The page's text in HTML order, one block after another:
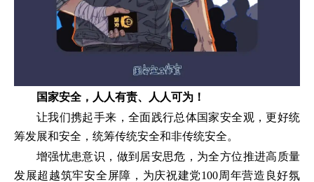
国家安全，人人有责、人人可为！
让我们携起手来，全面践行总体国家安全观，更好统
筹发展和安全，统筹传统安全和非传统安全。
增强忧患意识，做到居安思危，为全方位推进高质量
发展超越筑牢安全屏障，为庆祝建党100周年营造良好氛